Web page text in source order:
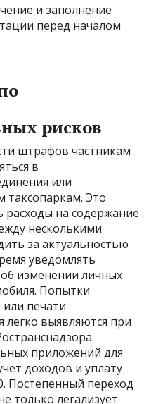
и заполнение
перед началом
рисков
штрафов частникам
в
или
таксопаркам. Это
расходы на содержание
несколькими
за актуальностью
уведомлять
изменении личных
Попытки
печати
легко выявляются при
приложений для
доходов и уплату
Постепенный переход
только легализует